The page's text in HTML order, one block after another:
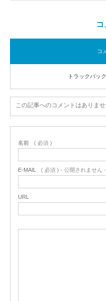
コ
コ
トラックバッ
この記事へのコメントはありませ
名前 ( 必須 )
E-MAIL ( 必須 ) - 公開されません -
URL